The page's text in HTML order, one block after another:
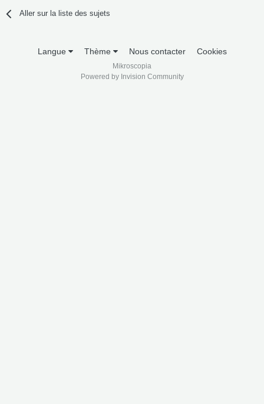
Aller sur la liste des sujets
Langue Thème Nous contacter Cookies
Mikroscopia
Powered by Invision Community